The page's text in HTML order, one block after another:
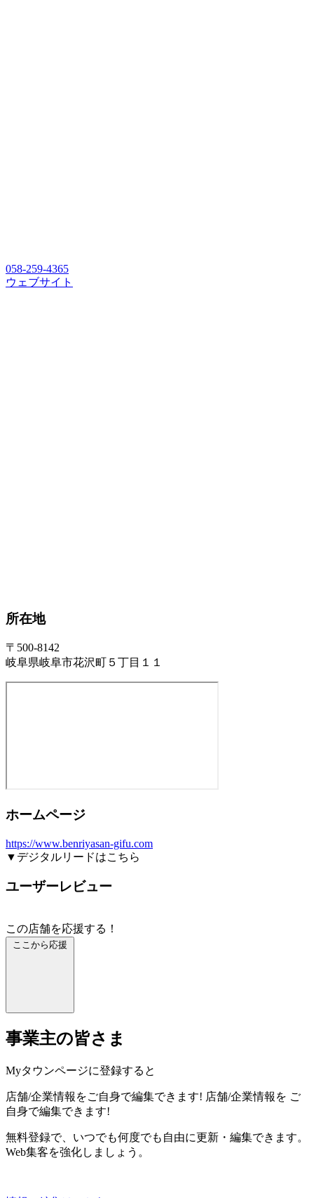
058-259-4365
ウェブサイト
所在地
〒500-8142
岐阜県岐阜市花沢町５丁目１１
ホームページ
https://www.benriyasan-gifu.com
▼デジタルリードはこちら
ユーザーレビュー
この店舗を応援する！
ここから応援
事業主の皆さま
Myタウンページに登録すると
店舗/企業情報をご自身で編集できます! 店舗/企業情報を ご
自身で編集できます!
無料登録で、いつでも何度でも自由に更新・編集できます。
Web集客を強化しましょう。